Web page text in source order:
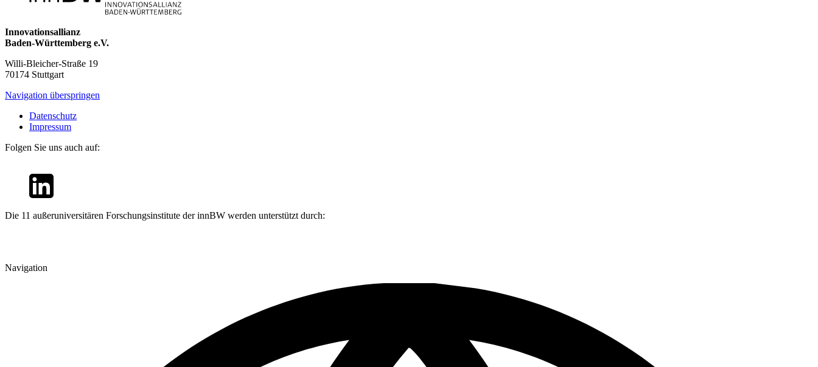
Innovationsallianz
Baden-Württemberg e.V.
Willi-Bleicher-Straße 19
70174 Stuttgart
Navigation überspringen
Datenschutz
Impressum
Folgen Sie uns auch auf:
Die 11 außeruniversitären Forschungsinstitute der innBW werden unterstützt durch:
Navigation